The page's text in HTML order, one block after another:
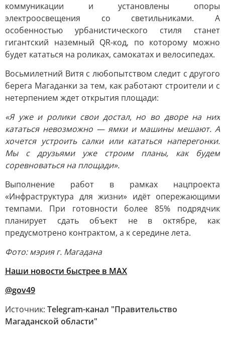
коммуникации и установлены опоры
электроосвещения со светильниками. А
особенностью урбанистического стиля станет
гигантский наземный QR-код, по которому можно
будет кататься на роликах, самокатах и велосипедах.
Восьмилетний Витя с любопытством следит с другого
берега Магаданки за тем, как работают строители и с
нетерпением ждет открытия площади:
«Я уже и ролики свои достал, но во дворе на них
кататься невозможно — ямки и машины мешают. А
хочется устроить салки или кататься наперегонки.
Мы с друзьями уже строим планы, как будем
соревноваться на площади».
Выполнение работ в рамках нацпроекта
«Инфраструктура для жизни» идёт опережающими
темпами. При готовности более 85% подрядчик
планирует сдать объект не в октябре, как
предусмотрено контрактом, а к середине лета.
Фото: мэрия г. Магадана
Наши новости быстрее в MAX
@gov49
Источник: Telegram-канал "Правительство
Магаданской области"